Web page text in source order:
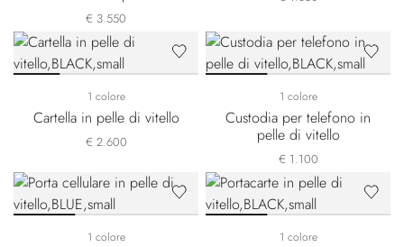
coccodrillo opaca
€ 3.550
1 colore
Cartella in pelle di vitello
€ 2.600
1 colore
Custodia per telefono in
pelle di vitello
€ 1.100
1 colore 1 colore